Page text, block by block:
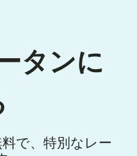
タンに
で、特別なレー